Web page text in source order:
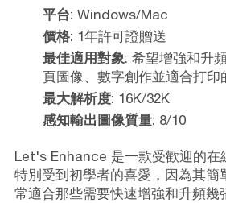
平台: Windows/Mac
價格: 1年許可證贈送
最佳適用對象: 希望增強和升
頁圖像、數字創作並適合打印
最大解析度: 16K/32K
感知輸出圖像質量: 8/10
Let's Enhance 是一款受歡迎的在
特別受到初學者的喜愛，因為其簡
常適合那些需要快速增強和升頻幾